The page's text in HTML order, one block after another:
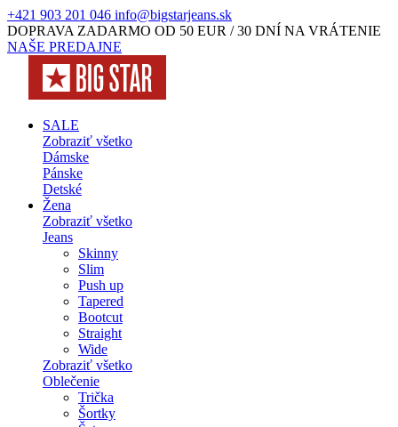
+421 903 201 046 info@bigstarjeans.sk
DOPRAVA ZADARMO OD 50 EUR / 30 DNÍ NA VRÁTENIE
NAŠE PREDAJNE
SALE
Zobraziť všetko
Dámske
Pánske
Detské
Žena
Zobraziť všetko
Jeans
Skinny
Slim
Push up
Tapered
Bootcut
Straight
Wide
Zobraziť všetko
Oblečenie
Trička
Šortky